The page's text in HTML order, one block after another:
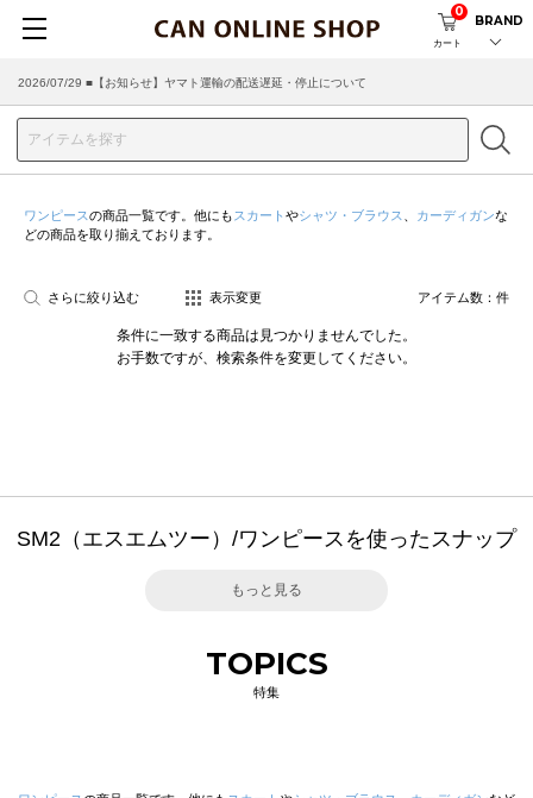
カート
0
BRAND
2026/07/29 ■【お知らせ】ヤマト運輸の配送遅延・停止について
ワンピースの商品一覧です。他にも スカート やシャツ・ブラウス カーディガンな
どの商品を取り揃えております。
さらに絞り込む 表示変更 アイテム数： 件
条件に一致する商品は見つかりませんでした。
お手数ですが、検索条件を変更してください。
SM2（エスエムツー）/ワンピースを使ったスナップ
もっと見る
TOPICS
特集